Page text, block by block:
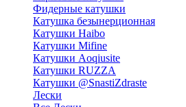
Фидерные катушки
Катушка безынерционная
Катушки Haibo
Катушки Mifine
Катушки Aoqiusite
Катушки RUZZA
Катушки @SnastiZdraste
Лески